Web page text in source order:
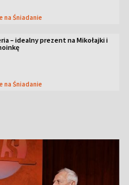
na Śniadanie
– idealny prezent na Mikołajki i
na Śniadanie